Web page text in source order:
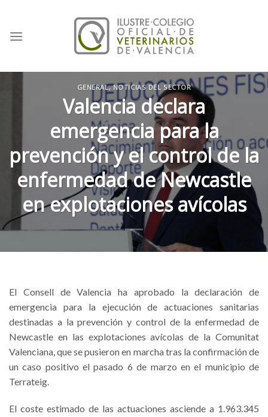
content
GENERAL,NOTICIAS DEL SECTOR
Valencia declara
emergencia para la
prevención y el control de la
enfermedad de Newcastle
en explotaciones avícolas
El Consell de Valencia ha aprobado la declaración de
emergencia para la ejecución de actuaciones sanitarias
destinadas a la prevención y control de la enfermedad de
Newcastle en las explotaciones avícolas de la Comunitat
Valenciana, que se pusieron en marcha tras la confirmación de
un caso positivo el pasado 6 de marzo en el municipio de
Terrateig.
El coste estimado de las actuaciones asciende a 1.963.345